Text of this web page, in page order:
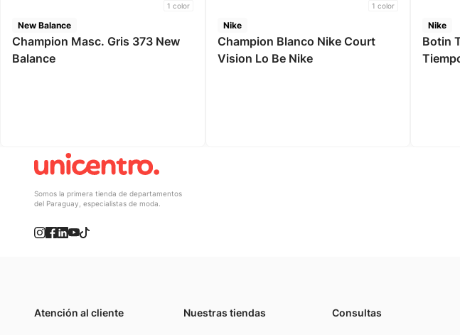
1 color
New Balance
Champion Masc. Gris 373 New
Balance
1 color
Nike
Champion Blanco Nike Court
Vision Lo Be Nike
Nike
Botin
Somos la primera tienda de departamentos
del Paraguay, especialistas de moda.
Atención al cliente
Nuestras tiendas Consultas